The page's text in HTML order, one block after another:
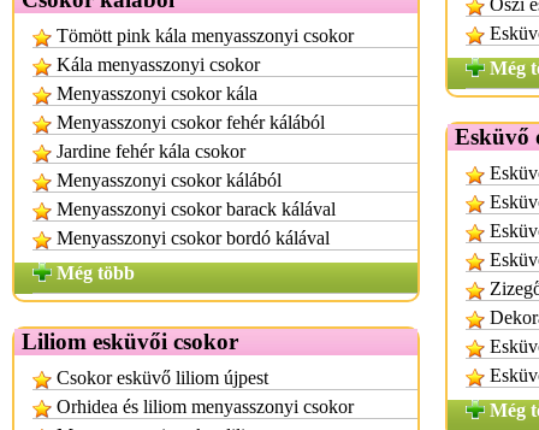
Tömött pink kála menyasszonyi csokor
Kála menyasszonyi csokor
Menyasszonyi csokor kála
Menyasszonyi csokor fehér kálából
Jardine fehér kála csokor
Menyasszonyi csokor kálából
Menyasszonyi csokor barack kálával
Menyasszonyi csokor bordó kálával
Még több
Liliom esküvői csokor
Csokor esküvő liliom újpest
Orhidea és liliom menyasszonyi csokor
Őszi
Még
Esküvő
Még